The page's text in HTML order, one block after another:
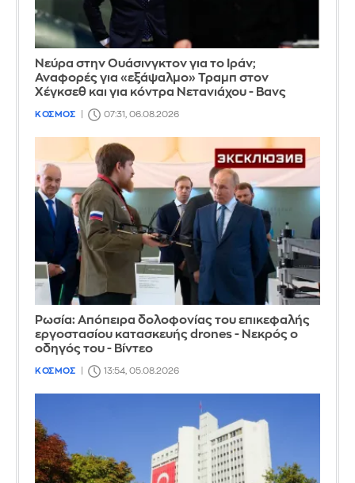
Νεύρα στην Ουάσινγκτον για το Ιράν;
Αναφορές για «εξάψαλμο» Τραμπ στον
Χέγκσεθ και για κόντρα Νετανιάχου - Βανς
ΚΟΣΜΟΣ 07:31, 06.08.2026
Ρωσία: Απόπειρα δολοφονίας του επικεφαλής
εργοστασίου κατασκευής drones - Νεκρός ο
οδηγός του - Βίντεο
ΚΟΣΜΟΣ 13:54, 05.08.2026